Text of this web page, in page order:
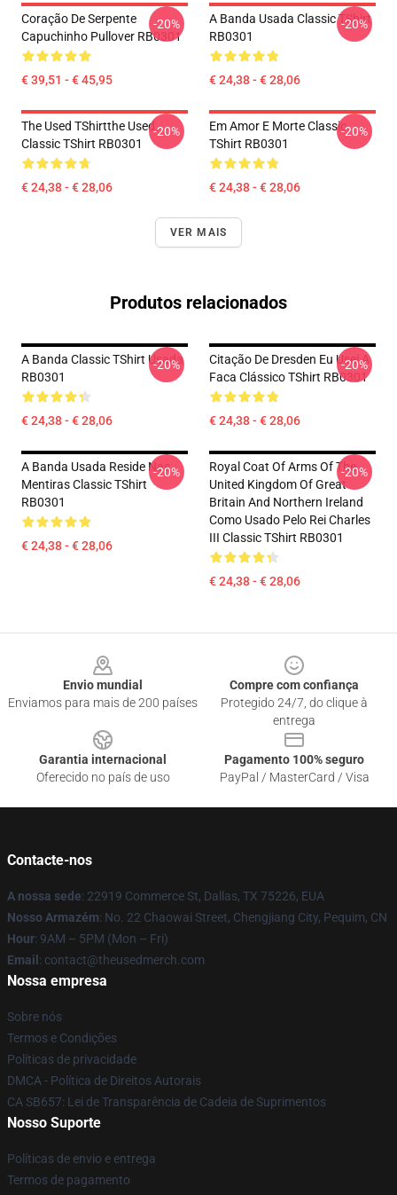
Coração De Serpente
Capuchinho Pullover RB0301
€ 39,51 - € 45,95
-20%
A Banda Usada Classic TShirt
RB0301
€ 24,38 - € 28,06
-20%
The Used TShirtthe Used
Classic TShirt RB0301
€ 24,38 - € 28,06
-20%
Em Amor E Morte Classic
TShirt RB0301
€ 24,38 - € 28,06
-20%
VER MAIS
Produtos relacionados
A Banda Classic TShirt Usada
RB0301
€ 24,38 - € 28,06
-20%
Citação De Dresden Eu Usei A
Faca Clássico TShirt RB0301
€ 24,38 - € 28,06
-20%
A Banda Usada Reside Nas
Mentiras Classic TShirt
RB0301
€ 24,38 - € 28,06
-20%
Royal Coat Of Arms Of The
United Kingdom Of Great
Britain And Northern Ireland
Como Usado Pelo Rei Charles
III Classic TShirt RB0301
€ 24,38 - € 28,06
-20%
Envio mundial
Enviamos para mais de 200 países
Compre com confiança
Protegido 24/7, do clique à
entrega
Garantia internacional
Oferecido no país de uso
Pagamento 100% seguro
PayPal / MasterCard / Visa
Contacte-nos
A nossa sede: 22919 Commerce St, Dallas, TX 75226, EUA
Nosso Armazém: No. 22 Chaowai Street, Chengjiang City, Pequim, CN
Hour: 9AM – 5PM (Mon – Fri)
Email : contact@theusedmerch.com
Nossa empresa
Sobre nós
Termos e Condições
Políticas de privacidade
DMCA - Política de Direitos Autorais
CA SB657: Lei de Transparência de Cadeia de Suprimentos
Nosso Suporte
Políticas de envio e entrega
Termos de pagamento